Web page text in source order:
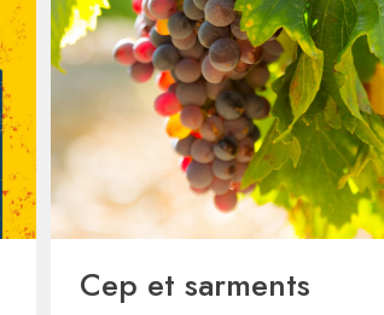
Cep et sarments